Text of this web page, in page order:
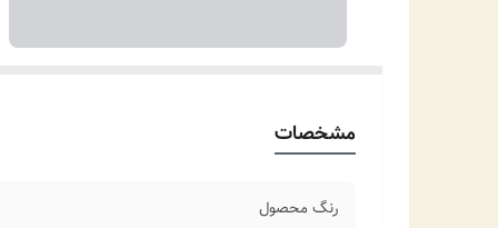
مشخصات
رنگ محصول